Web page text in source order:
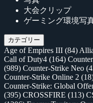
大会クリップ
ゲーミング環境写
カテゴリー
Age of Empires III (84)
Call of Duty4 (164)
(989) Counter-Strike Neo
Counter-Strike Online 2
Counter-Strike: Global
(395) CROSSFIRE (113)